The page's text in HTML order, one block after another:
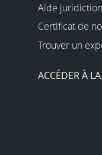
Aide
Certificat de
Trouver un
ACCÉDER À